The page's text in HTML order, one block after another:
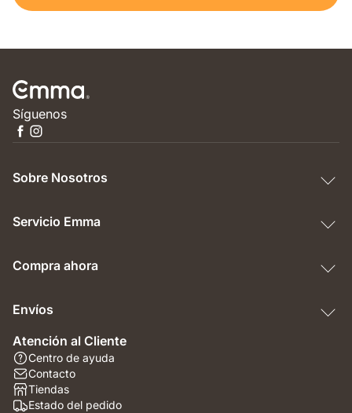
Síguenos
Sobre Nosotros
Servicio Emma
Compra ahora
Envíos
Atención al Cliente
Centro de ayuda
Contacto
Tiendas
Estado del pedido